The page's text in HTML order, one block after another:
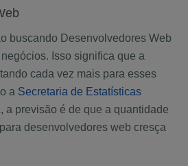
buscando Desenvolvedores Web
Isso significa que a
cada vez mais para esses
a Secretaria de Estatísticas
, a previsão é de que a quantidade
desenvolvedores web cresça